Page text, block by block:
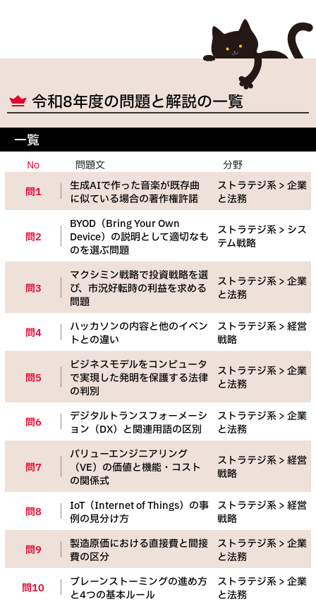
令和8年度の問題と解説の一覧
一覧
No 問題文
分野
問1
生成AIで作った音楽が既存曲
に似ている場合の著作権許諾
ストラテジ系 > 企業
と法務
問2
BYOD（Bring Your Own
Device）の説明として適切なも
のを選ぶ問題
ストラテジ系 > シス
テム戦略
問3
マクシミン戦略で投資戦略を選
び、市況好転時の利益を求める
問題
ストラテジ系 > 企業
と法務
問4
ハッカソンの内容と他のイベン
トとの違い
ストラテジ系 > 経営
戦略
問5
ビジネスモデルをコンピュータ
で実現した発明を保護する法律
の判別
ストラテジ系 > 企業
と法務
問6
デジタルトランスフォーメーシ
ョン（DX）と関連用語の区別
ストラテジ系 > 企業
と法務
問7
バリューエンジニアリング
（VE）の価値と機能・コスト
の関係式
ストラテジ系 > 経営
戦略
問8
IoT（Internet of Things）の事
例の見分け方
ストラテジ系 > 経営
戦略
問9
製造原価における直接費と間接
費の区分
ストラテジ系 > 企業
と法務
問10
ブレーンストーミングの進め方
と4つの基本ルール
ストラテジ系 > 企業
と法務